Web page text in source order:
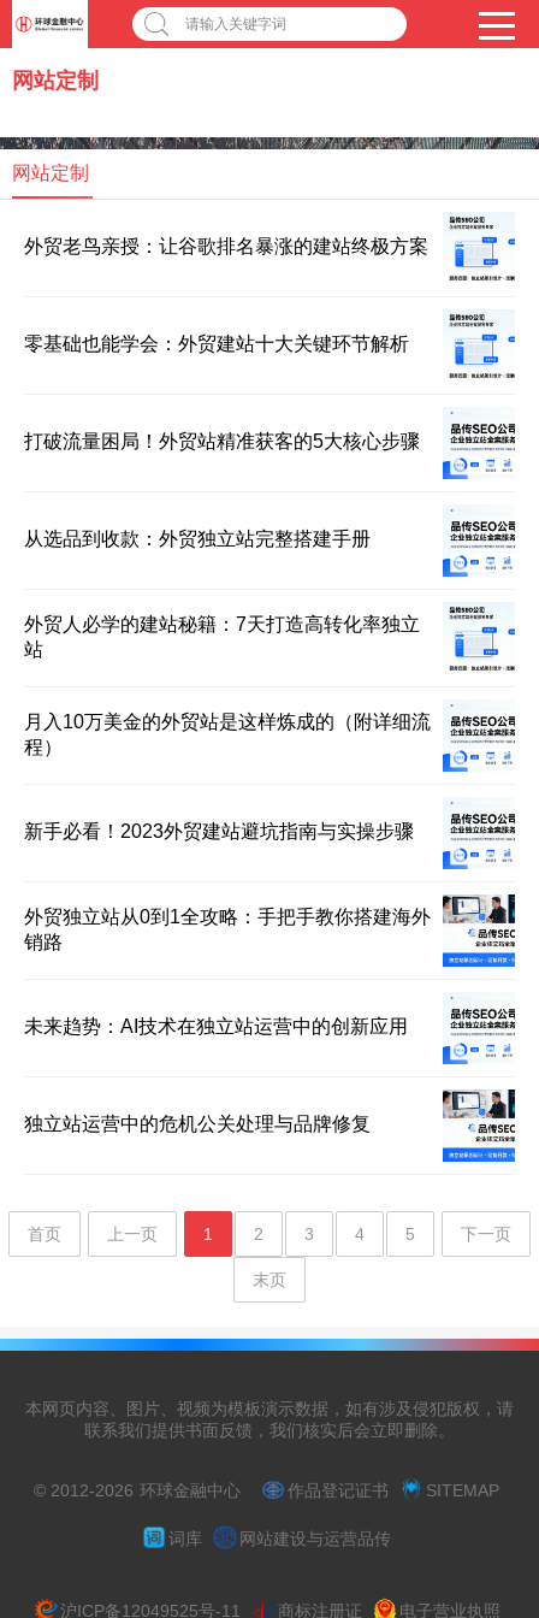
请输入关键字词
网站定制
网站定制
外贸老鸟亲授：让谷歌排名暴涨的建站终极方案
零基础也能学会：外贸建站十大关键环节解析
打破流量困局！外贸站精准获客的5大核心步骤
从选品到收款：外贸独立站完整搭建手册
外贸人必学的建站秘籍：7天打造高转化率独立
站
月入10万美金的外贸站是这样炼成的（附详细流
程）
新手必看！2023外贸建站避坑指南与实操步骤
外贸独立站从0到1全攻略：手把手教你搭建海外
销路
未来趋势：AI技术在独立站运营中的创新应用
独立站运营中的危机公关处理与品牌修复
首页 上一页 1 2 3 4 5 下一页
末页
本网页内容、图片、视频为模板演示数据，如有涉及侵犯版权，请
联系我们提供书面反馈，我们核实后会立即删除。
© 2012-2026 环球金融中心 作品登记证书 SITEMAP
词库 网站建设与运营品传
沪ICP备12049525号-11 商标注册证 电子营业执照